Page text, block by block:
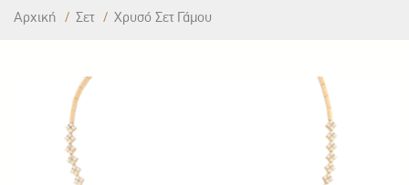
Αρχική / Σετ / Χρυσό Σετ Γάμου